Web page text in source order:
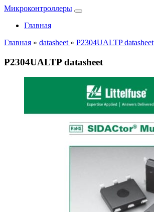
Микроконтроллеры
Главная
Главная » datasheet » P2304UALTP datasheet
P2304UALTP datasheet